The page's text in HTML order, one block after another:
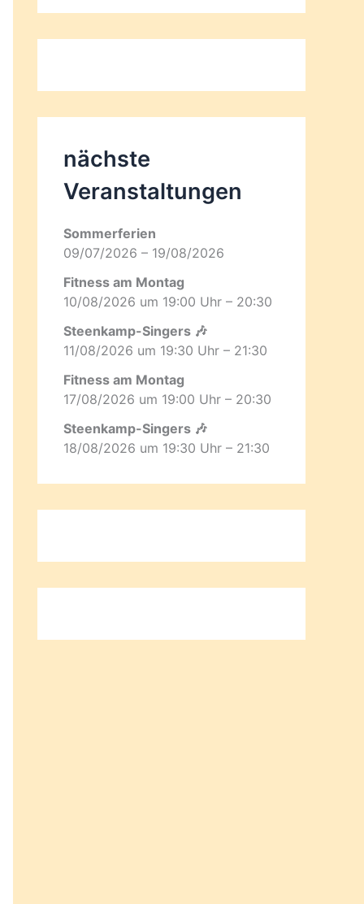
nächste
Veranstaltungen
Sommerferien
09/07/2026 – 19/08/2026
Fitness am Montag
10/08/2026 um 19:00 Uhr – 20:30
Steenkamp-Singers 🎶
11/08/2026 um 19:30 Uhr – 21:30
Fitness am Montag
17/08/2026 um 19:00 Uhr – 20:30
Steenkamp-Singers 🎶
18/08/2026 um 19:30 Uhr – 21:30